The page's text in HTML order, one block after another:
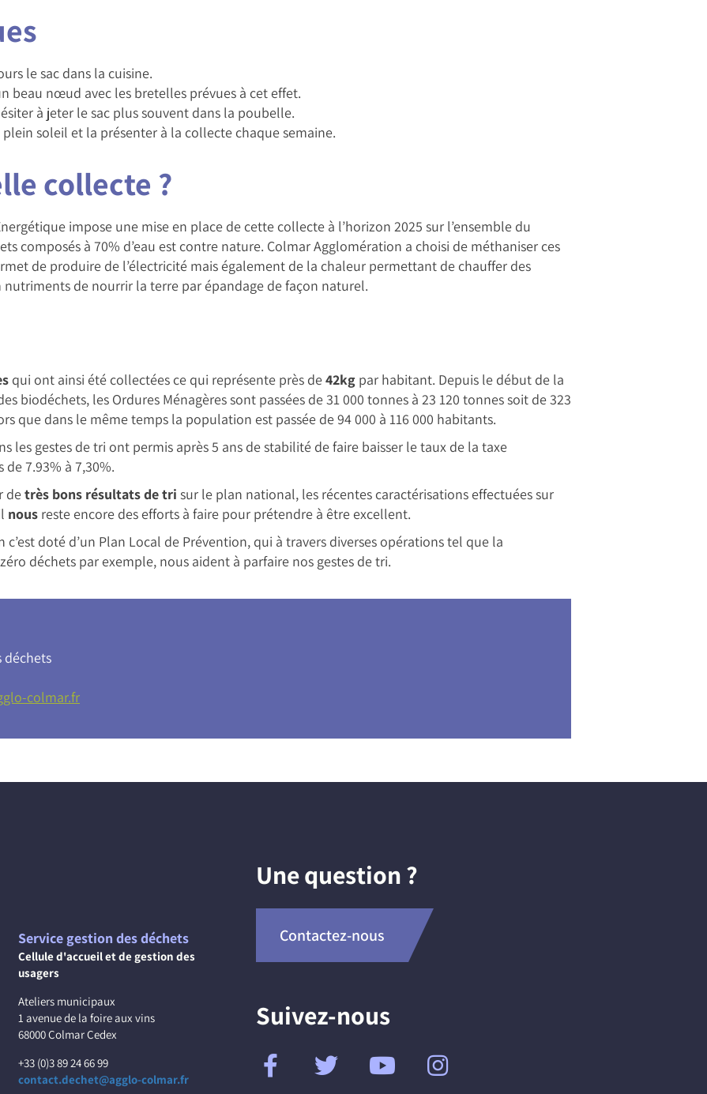
le sac dans la cuisine.
beau nœud avec les bretelles prévues à cet effet.
à jeter le sac plus souvent dans la poubelle.
soleil et la présenter à la collecte chaque semaine.
collecte ?
impose une mise en place de cette collecte à l’horizon 2025 sur l’ensemble du
composés à 70% d’eau est contre nature. Colmar Agglomération a choisi de méthaniser ces
de produire de l’électricité mais également de la chaleur permettant de chauffer des
de nourrir la terre par épandage de façon naturel.
qui ont ainsi été collectées ce qui représente près de42kg par habitant. Depuis le début de la
biodéchets, les Ordures Ménagères sont passées de 31 000 tonnes à 23 120 tonnes soit de 323
que dans le même temps la population est passée de 94 000 à 116 000 habitants.
les gestes de tri ont permis après 5 ans de stabilité de faire baisser le taux de la taxe
7.93% à 7,30%.
detrès bons résultats de tri sur le plan national, les récentes caractérisations effectuées sur
nous reste encore des efforts à faire pour prétendre à être excellent.
doté d’un Plan Local de Prévention, qui à travers diverses opérations tel que la
déchets par exemple, nous aident à parfaire nos gestes de tri.
déchets
colmar.fr
Service gestion des déchets
Cellule d'accueil et de gestion des
usagers
Ateliers municipaux
1 avenue de la foire aux vins
68000 Colmar Cedex
+33 (0)3 89 24 66 99
contact.dechet@agglo-colmar.fr
Une question ?
Contactez-nous
Suivez-nous